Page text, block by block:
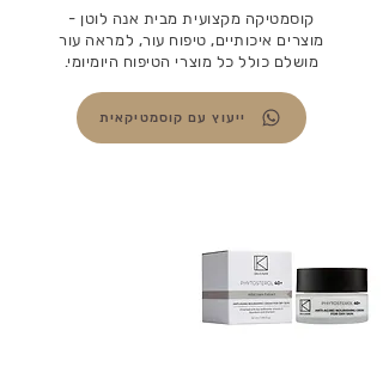
קוסמטיקה מקצועית מבית אנה לוטן -
מוצרים איכותיים, טיפוח עור, למראה עור
מושלם כולל כל מוצרי הטיפוח היומיומי.
ייעוץ עם קוסמטיקאית